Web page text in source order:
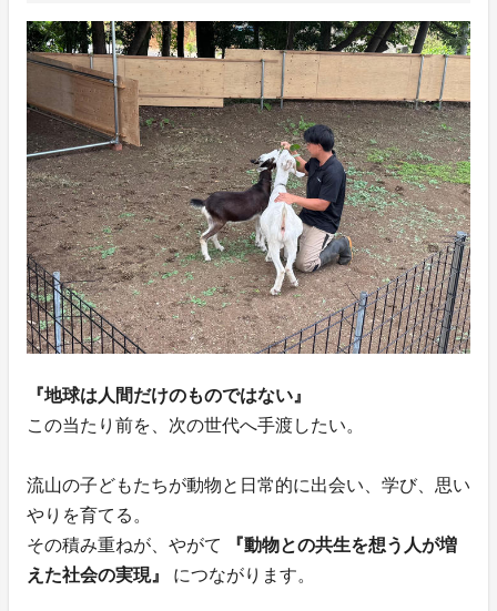
『地球は人間だけのものではない』
この当たり前を、次の世代へ手渡したい。
流山の子どもたちが動物と日常的に出会い、学び、思い
やりを育てる。
その積み重ねが、やがて
『動物との共生を想う人が増
えた社会の実現』
につながります。